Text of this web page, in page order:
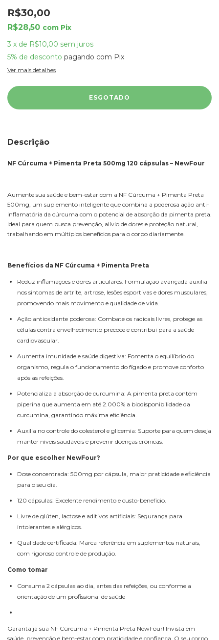
R$30,00
R$28,50 com Pix
3 x de R$10,00 sem juros
5% de desconto pagando com Pix
Ver mais detalhes
Descrição
NF Cúrcuma + Pimenta Preta 500mg 120 cápsulas – NewFour
Aumente sua saúde e bem-estar com a NF Cúrcuma + Pimenta Preta
500mg, um suplemento inteligente que combina a poderosa ação anti-
inflamatória da cúrcuma com o potencial de absorção da pimenta preta.
Ideal para quem busca prevenção, alívio de dores e proteção natural,
trabalhando em múltiplos benefícios para o corpo diariamente.
Benefícios da NF Cúrcuma + Pimenta Preta
Reduz inflamações e dores articulares: Formulação avançada auxilia
nos sintomas de artrite, artrose, lesões esportivas e dores musculares,
promovendo mais movimento e qualidade de vida.
Ação antioxidante poderosa: Combate os radicais livres, protege as
células contra envelhecimento precoce e contribui para a saúde
cardiovascular.
Aumenta imunidade e saúde digestiva: Fomenta o equilíbrio do
organismo, regula o funcionamento do fígado e promove conforto
após as refeições.
Potencializa a absorção de curcumina: A pimenta preta contém
piperina que aumenta em até 2.000% a biodisponibilidade da
curcumina, garantindo máxima eficiência.
Auxilia no controle do colesterol e glicemia: Suporte para quem deseja
manter níveis saudáveis e prevenir doenças crônicas.
Por que escolher NewFour?
Dose concentrada: 500mg por cápsula, maior praticidade e eficiência
para o seu dia.
120 cápsulas: Excelente rendimento e custo-benefício.
Livre de glúten, lactose e aditivos artificiais: Segurança para
intolerantes e alérgicos.
Qualidade certificada: Marca referência em suplementos naturais,
com rigoroso controle de produção.
Como tomar
Consuma 2 cápsulas ao dia, antes das refeições, ou conforme a
orientação de um profissional de saúde
Garanta já sua NF Cúrcuma + Pimenta Preta NewFour! Invista em
saúde, prevenção e bem-estar com praticidade e confiança. O seu corpo